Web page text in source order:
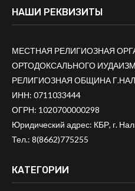
НАШИ РЕКВИЗИТЫ
МЕСТНАЯ РЕЛИГИОЗНАЯ
ОРТОДОКСАЛЬНОГО
РЕЛИГИОЗНАЯ ОБЩИНА
ИНН: 0711033444
ОГРН: 1020700000298
Юридический адрес: КБР, г.
Тел.: 8(8662)775255
КАТЕГОРИИ